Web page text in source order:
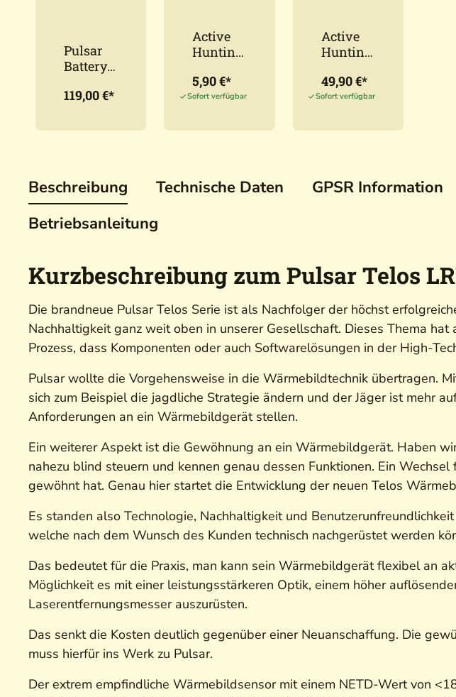
Pulsar
Battery
LPS 7i
119,00 €*
Active
Hunting
niger
50ml
5,90 €*
Sofort verfügbar
Active
Hunting
sche für
Wärmeb
49,90 €*
Sofort verfügbar
Beschreibung Technische Daten GPSR Information
Betriebsanleitung
Kurzbeschreibung zum Pulsar Telos
Die brandneue Pulsar Telos Serie ist als Nachfolger der höchst
Nachhaltigkeit ganz weit oben in unserer Gesellschaft. Dieses Thema
Prozess, dass Komponenten oder auch Softwarelösungen in der High-
Pulsar wollte die Vorgehensweise in die Wärmebildtechnik übertragen.
sich zum Beispiel die jagdliche Strategie ändern und der Jäger ist mehr
Anforderungen an ein Wärmebildgerät stellen.
Ein weiterer Aspekt ist die Gewöhnung an ein Wärmebildgerät. Haben
nahezu blind steuern und kennen genau dessen Funktionen. Ein
gewöhnt hat. Genau hier startet die Entwicklung der neuen Telos
Es standen also Technologie, Nachhaltigkeit und
welche nach dem Wunsch des Kunden technisch nachgerüstet werden
Das bedeutet für die Praxis, man kann sein Wärmebildgerät flexibel an
Möglichkeit es mit einer leistungsstärkeren Optik, einem höher
Laserentfernungsmesser auszurüsten.
Das senkt die Kosten deutlich gegenüber einer Neuanschaffung. Die
muss hierfür ins Werk zu Pulsar.
Der extrem empfindliche Wärmebildsensor mit einem NETD-Wert von